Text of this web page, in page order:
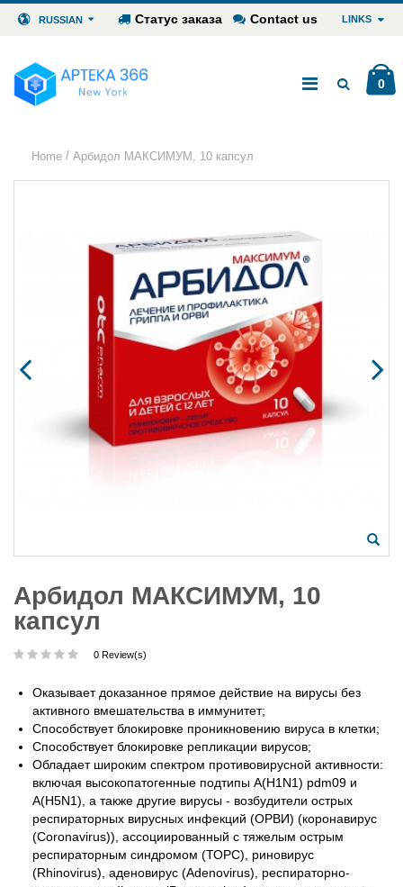
RUSSIAN Статус заказа Contact us LINKS
0
Home / Арбидол МАКСИМУМ, 10 капсул
Арбидол МАКСИМУМ, 10
капсул
0 Review(s)
Оказывает доказанное прямое действие на вирусы без
активного вмешательства в иммунитет;
Способствует блокировке проникновению вируса в клетки;
Способствует блокировке репликации вирусов;
Обладает широким спектром противовирусной активности:
включая высокопатогенные подтипы A(H1N1) pdm09 и
A(H5N1), а также другие вирусы - возбудители острых
респираторных вирусных инфекций (ОРВИ) (коронавирус
(Coronavirus)), ассоциированный с тяжелым острым
респираторным синдромом (ТОРС), риновирус
(Rhinovirus), аденовирус (Adenovirus), респираторно-